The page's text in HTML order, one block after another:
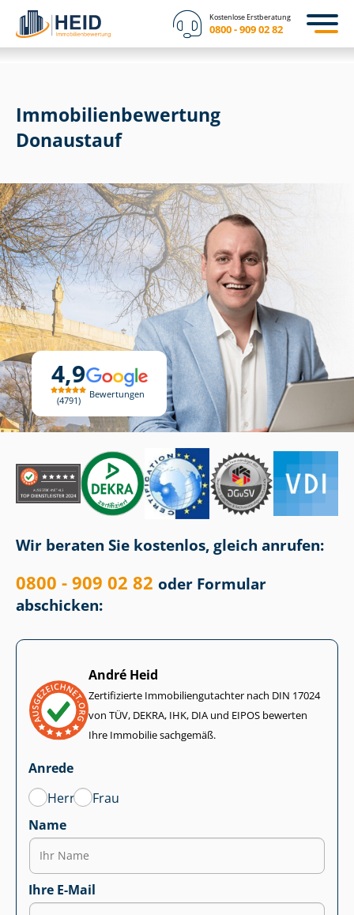
Kostenlose Erstberatung
0800 - 909 02 82
4,9
4791
Bewertungen
Immobilien­bewertung
Donaustauf
Wir beraten Sie kostenlos, gleich anrufen:
0800 - 909 02 82 oder Formular
abschicken:
André Heid
Zertifizierte Im­mo­bi­li­en­gut­ach­ter nach DIN 17024
von TÜV, DEKRA, IHK, DIA und EIPOS bewerten
Ihre Immobilie sachgemäß.
Anrede
Herr
Frau
Name
Ihre E-Mail